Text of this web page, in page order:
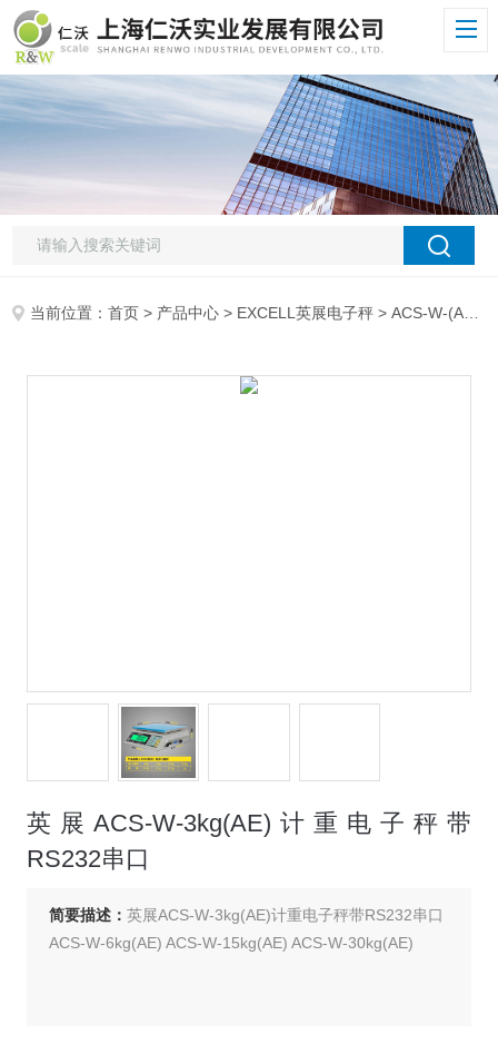
当前位置：首页 > 产品中心 > EXCELL英展电子秤 >ACS-W-(AE)计重电子秤
英展ACS-W-3kg(AE)计重电子秤带
RS232串口
简要描述： 英展ACS-W-3kg(AE)计重电子秤带RS232串口
ACS-W-6kg(AE) ACS-W-15kg(AE) ACS-W-30kg(AE)